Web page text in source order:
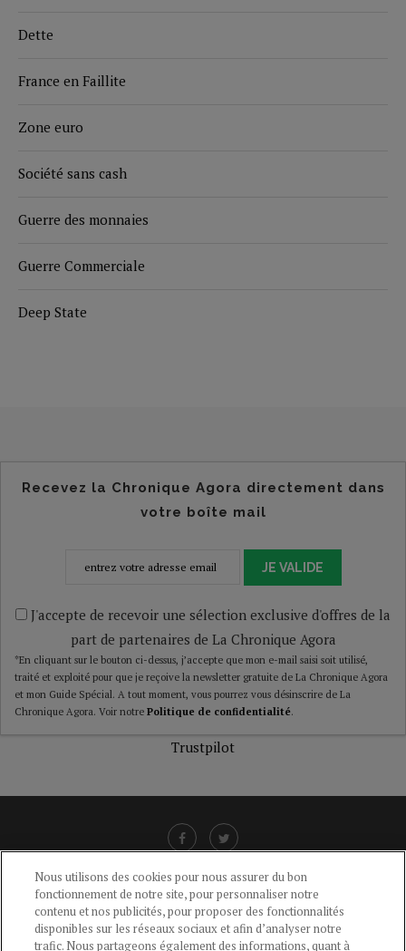
Dette
France en Faillite
Zone euro
Société sans cash
Guerre des monnaies
Guerre Commerciale
Deep State
Recevez la Chronique Agora directement dans
votre boîte mail
JE VALIDE
J'accepte de recevoir une sélection exclusive d'offres de la
part de partenaires de La Chronique Agora
*En cliquant sur le bouton ci-dessus, j’accepte que mon e-mail saisi soit utilisé,
traité et exploité pour que je reçoive la newsletter gratuite de La Chronique Agora
et mon Guide Spécial. A tout moment, vous pourrez vous désinscrire de La
Chronique Agora. Voir notre Politique de confidentialité.
Trustpilot
LIENS UTILES
CGU-POLITIQUE DE CONFIDENTIALITÉ -POLITIQUE DES COOKIES
Nous utilisons des cookies pour nous assurer du bon
fonctionnement de notre site, pour personnaliser notre
contenu et nos publicités, pour proposer des fonctionnalités
disponibles sur les réseaux sociaux et afin d’analyser notre
trafic. Nous partageons également des informations, quant à